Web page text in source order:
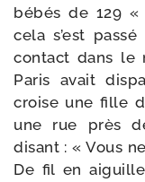
bébés de 129 «
cela s’est
contact dans le
Paris avait
croise une fille
une rue près
disant : « Vous
De fil en